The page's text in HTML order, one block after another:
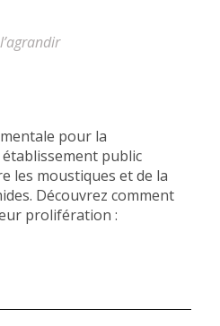
pour la
public
les moustiques et de la
Découvrez comment
prolifération :